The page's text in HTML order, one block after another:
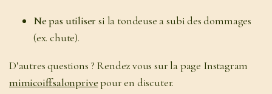
Ne pas utiliser si la tondeuse a subi des dommages
(ex. chute).
D’autres questions ? Rendez vous sur la page Instagram
mimicoiff.salonprivepour en discuter.